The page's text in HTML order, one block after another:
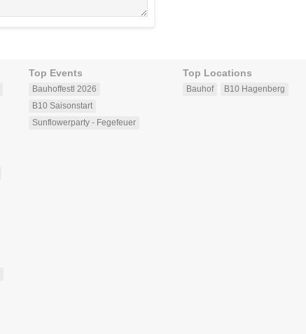
Top Events
Bauhoffestl 2026
B10 Saisonstart
Sunflowerparty - Fegefeuer
Top Locations
Bauhof B10 Hagenberg